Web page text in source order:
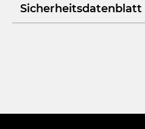
Sicherheitsdatenblatt